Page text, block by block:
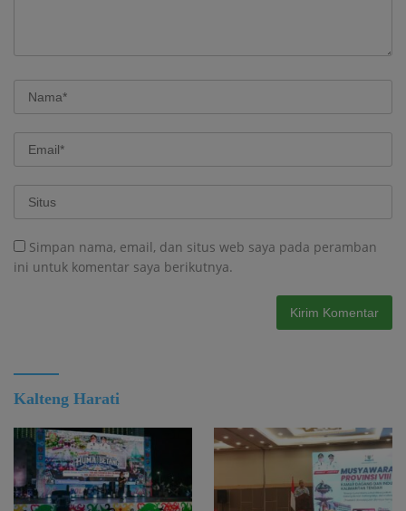
Simpan nama, email, dan situs web saya pada peramban
ini untuk komentar saya berikutnya.
Kalteng Harati